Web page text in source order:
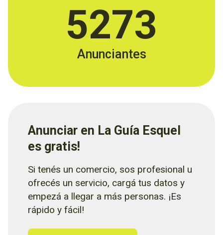
5273
Anunciantes
Anunciar en La Guía Esquel
es gratis!
Si tenés un comercio, sos profesional u
ofrecés un servicio, cargá tus datos y
empezá a llegar a más personas. ¡Es
rápido y fácil!